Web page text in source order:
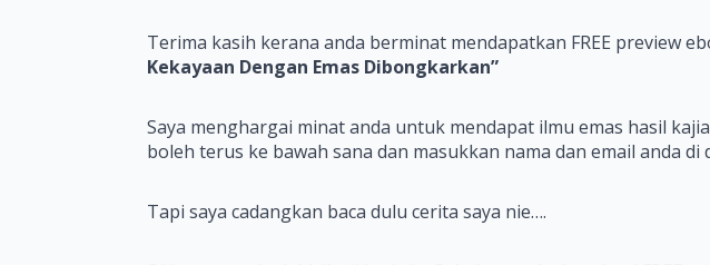
Terima kasih kerana anda berminat mendapatkan FREE preview
Kekayaan Dengan Emas Dibongkarkan”
Saya menghargai minat anda untuk mendapat ilmu emas hasil
boleh terus ke bawah sana dan masukkan nama dan email anda
Tapi saya cadangkan baca dulu cerita saya nie….